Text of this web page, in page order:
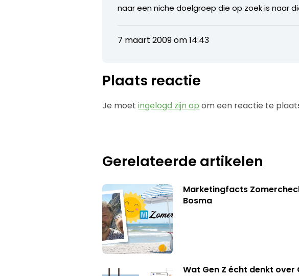
naar een niche doelgroep die op zoek is naar
7 maart 2009 om 14:43
Plaats reactie
Je moetingelogd zijn op om een reactie te
Gerelateerde artikelen
Marketingfacts
Bosma
Wat Gen Z écht denkt over